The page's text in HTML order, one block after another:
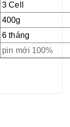
3 Cell
400g
6 tháng
pin mới 100%